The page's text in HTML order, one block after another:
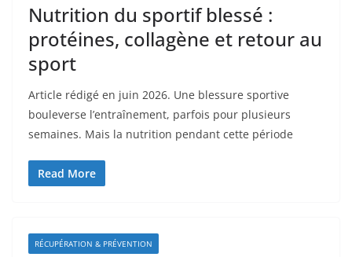
Nutrition du sportif blessé :
protéines, collagène et retour au
sport
Article rédigé en juin 2026. Une blessure sportive
bouleverse l’entraînement, parfois pour plusieurs
semaines. Mais la nutrition pendant cette période
Read More
RÉCUPÉRATION & PRÉVENTION